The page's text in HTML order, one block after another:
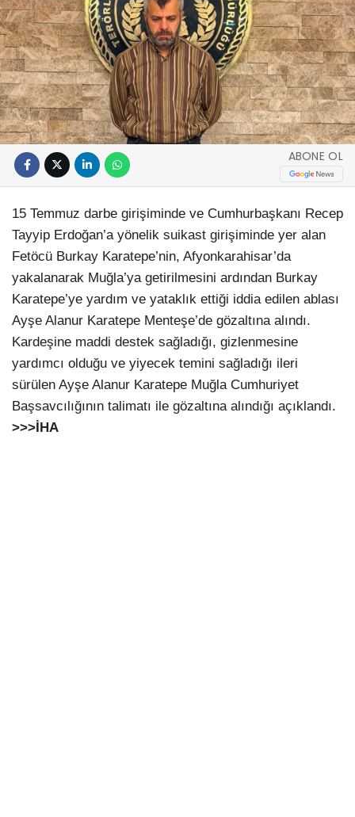
ABONE OL
15 Temmuz darbe girişiminde ve Cumhurbaşkanı Recep
Tayyip Erdoğan’a yönelik suikast girişiminde yer alan
Fetöcü Burkay Karatepe’nin, Afyonkarahisar’da
yakalanarak Muğla’ya getirilmesini ardından Burkay
Karatepe’ye yardım ve yataklık ettiği iddia edilen ablası
Ayşe Alanur Karatepe Menteşe’de gözaltına alındı.
Kardeşine maddi destek sağladığı, gizlenmesine
yardımcı olduğu ve yiyecek temini sağladığı ileri
sürülen Ayşe Alanur Karatepe Muğla Cumhuriyet
Başsavcılığının talimatı ile gözaltına alındığı açıklandı.
>>>İHA